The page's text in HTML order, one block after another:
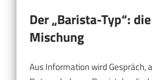
Der „Barista-Typ“:
Mischung
Aus Information wird Gespräch,